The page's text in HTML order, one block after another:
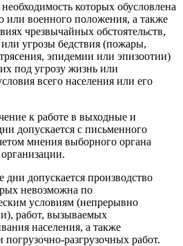
которых обусловлена
или военного положения, а также
чрезвычайных обстоятельств,
или угрозы бедствия (пожары,
эпидемии или эпизоотии)
под угрозу жизнь или
всего населения или его
к работе в выходные и
допускается с письменного
мнения выборного органа
допускается производство
невозможна по
условиям (непрерывно
работ, вызываемых
населения, а также
разгрузочных работ.